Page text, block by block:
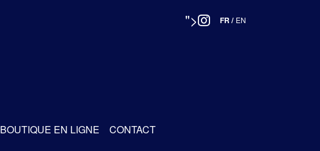
"> FR / EN
BOUTIQUE EN LIGNE CONTACT